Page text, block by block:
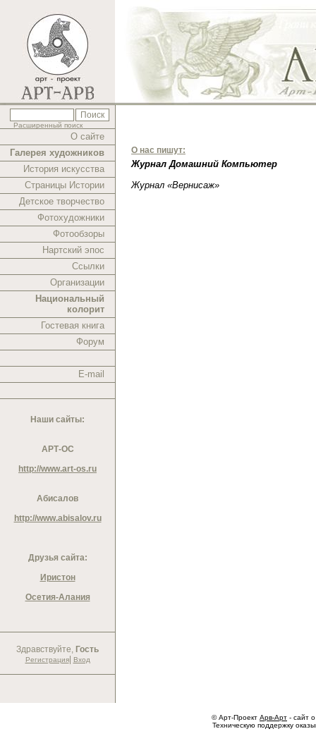
Расширенный поиск
О сайте
Галерея художников
История искусства
Страницы Истории
Детское творчество
Фотохудожники
Фотообзоры
Нартский эпос
Ссылки
Организации
Национальный
колорит
Гостевая книга
Форум
E-mail
Наши сайты:
АРТ-ОС
http://www.art-os.ru
Абисалов
http://www.abisalov.ru
Друзья сайта:
Иристон
Осетия-Алания
Здравствуйте, Гость
Регистрация| Вход
О нас пишут:
Журнал Домашний Компьютер
Журнал «Вернисаж»
© Арт-Проект Арв-Арт - сайт
Техническую поддержку